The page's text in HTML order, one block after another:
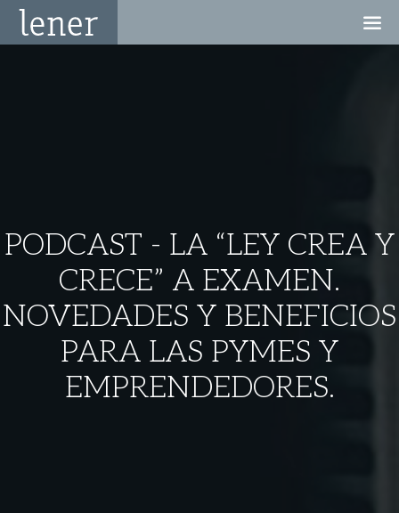
PODCAST - LA “LEY CREA Y
CRECE” A EXAMEN.
NOVEDADES Y BENEFICIOS
PARA LAS PYMES Y
EMPRENDEDORES.